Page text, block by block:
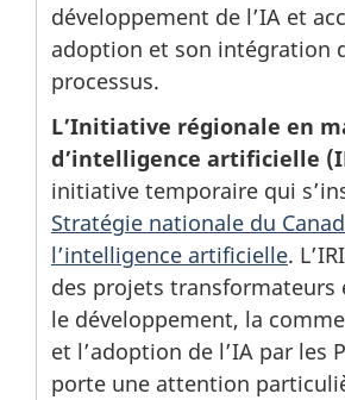
développement de l’IA et
adoption et son intégration
processus.
L’Initiative régionale en
d’intelligence artificielle
initiative temporaire qui
Stratégie nationale du
l’intelligence artificielle.
des projets transformateurs
le développement, la
et l’adoption de l’IA par les
porte une attention